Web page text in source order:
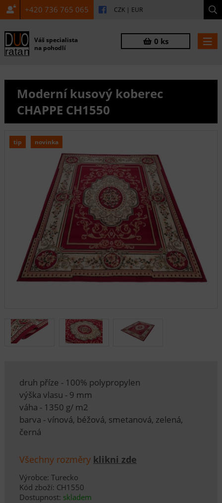
+420 736 765 065 CZK | EUR
Váš specialista
na pohodlí
0 ks
Moderní kusový koberec
CHAPPE CH1550
tip novinka
druh příze - 100% polypropylen
výška vlasu - 9 mm
váha - 1350 g/ m2
barva - vínová, béžová, smetanová, zelená,
černá
Všechny rozměry klikni zde
Výrobce: Turecko
Kód zboží: CH1550
Dostupnost: skladem